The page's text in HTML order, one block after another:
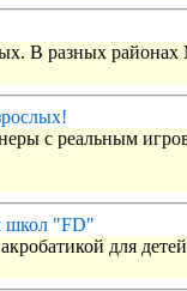
В разных
с реальным
школ "FD"
для